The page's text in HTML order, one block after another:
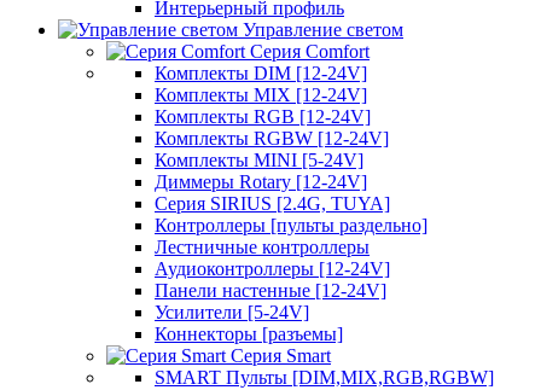
Интерьерный профиль
Управление светом
Серия Comfort
Комплекты DIM [12-24V]
Комплекты MIX [12-24V]
Комплекты RGB [12-24V]
Комплекты RGBW [12-24V]
Комплекты MINI [5-24V]
Диммеры Rotary [12-24V]
Серия SIRIUS [2.4G, TUYA]
Контроллеры [пульты раздельно]
Лестничные контроллеры
Аудиоконтроллеры [12-24V]
Панели настенные [12-24V]
Усилители [5-24V]
Коннекторы [разъемы]
Серия Smart
SMART Пульты [DIM,MIX,RGB,RGBW]